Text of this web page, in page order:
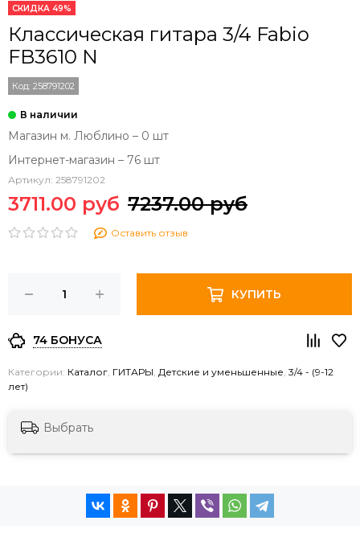
СКИДКА 49%
Классическая гитара 3/4 Fabio
FB3610 N
Код: 258791202
Магазин м. Люблино – 0 шт
Интернет-магазин – 76 шт
Артикул: 258791202
3711.00 руб 7237.00 руб
Оставить отзыв
КУПИТЬ
74 БОНУСА
Категории: Каталог, ГИТАРЫ, Детские и уменьшенные, 3/4 - (9-12
лет)
Выбрать